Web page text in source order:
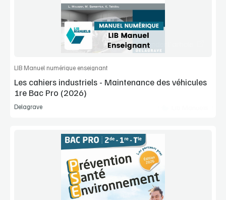
Commander l'article
LIB Manuel numérique enseignant
Les cahiers industriels - Maintenance des véhicules
1re Bac Pro (2026)
Delagrave
Voir la démo